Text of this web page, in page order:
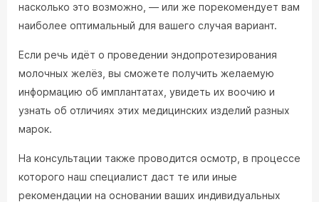
насколько это возможно, — или же порекомендует вам
наиболее оптимальный для вашего случая вариант.
Если речь идёт о проведении эндопротезирования
молочных желёз, вы сможете получить желаемую
информацию об имплантатах, увидеть их воочию и
узнать об отличиях этих медицинских изделий разных
марок.
На консультации также проводится осмотр, в процессе
которого наш специалист даст те или иные
рекомендации на основании ваших индивидуальных